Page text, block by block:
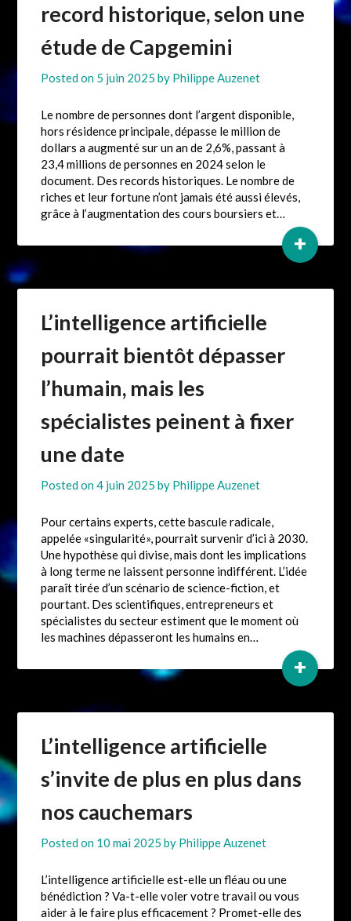
record historique, selon une
étude de Capgemini
Posted on 5 juin 2025 by Philippe Auzenet
Le nombre de personnes dont l’argent disponible,
hors résidence principale, dépasse le million de
dollars a augmenté sur un an de 2,6%, passant à
23,4 millions de personnes en 2024 selon le
document. Des records historiques. Le nombre de
riches et leur fortune n’ont jamais été aussi élevés,
grâce à l’augmentation des cours boursiers et…
+
L’intelligence artificielle
pourrait bientôt dépasser
l’humain, mais les
spécialistes peinent à fixer
une date
Posted on4 juin 2025 by Philippe Auzenet
Pour certains experts, cette bascule radicale,
appelée «singularité», pourrait survenir d’ici à 2030.
Une hypothèse qui divise, mais dont les implications
à long terme ne laissent personne indifférent. L’idée
paraît tirée d’un scénario de science-fiction, et
pourtant. Des scientifiques, entrepreneurs et
spécialistes du secteur estiment que le moment où
les machines dépasseront les humains en…
+
L’intelligence artificielle
s’invite de plus en plus dans
nos cauchemars
Posted on 10 mai 2025 by Philippe Auzenet
L’intelligence artificielle est-elle un fléau ou une
bénédiction ? Va-t-elle voler votre travail ou vous
aider à le faire plus efficacement ? Promet-elle des